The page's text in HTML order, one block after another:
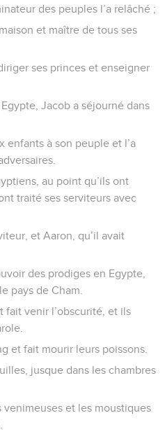
des peuples l’a relâché ;
et maître de tous ses
ses princes et enseigner
Jacob a séjourné dans
enfants à son peuple et l’a
au point qu’ils ont
traité ses serviteurs avec
et Aaron, qu’il avait
des prodiges en Egypte,
pays de Cham.
fait venir l’obscurité, et ils
et fait mourir leurs poissons.
jusque dans les chambres
venimeuses et les moustiques